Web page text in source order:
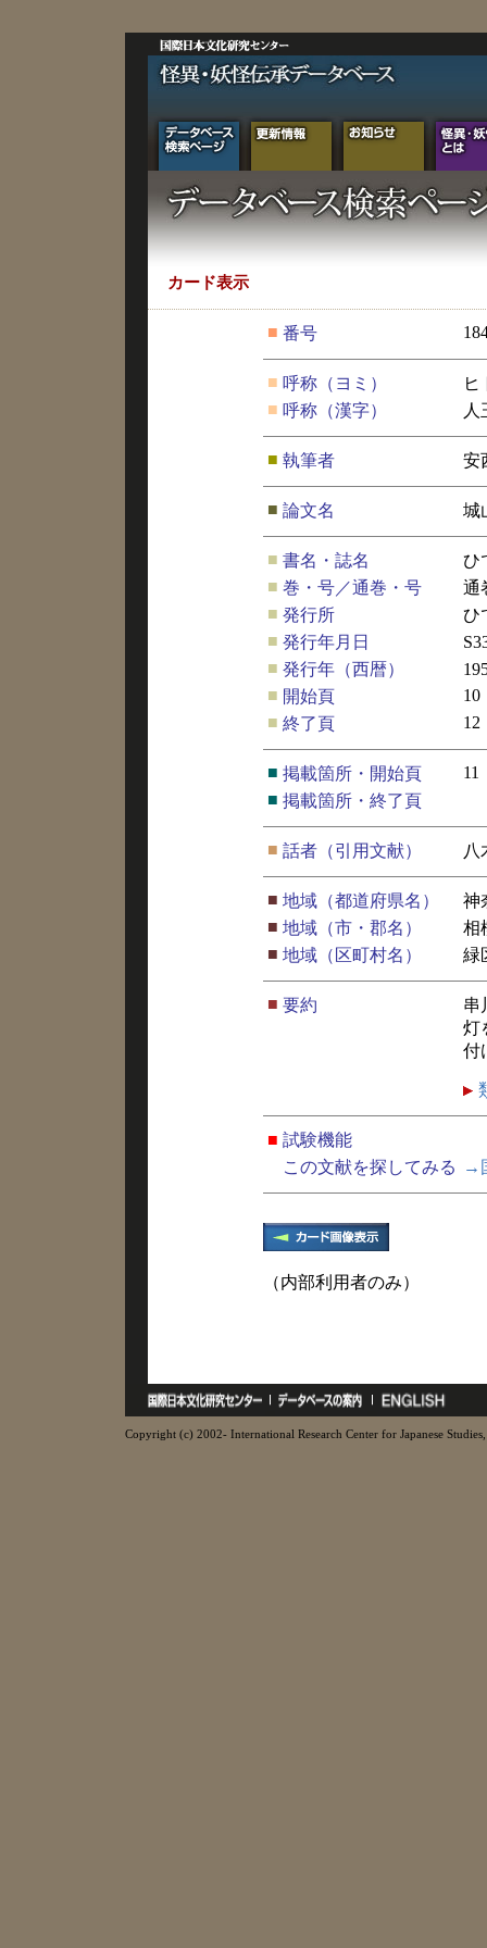
カード表示
■ 番号
■ 呼称（ヨミ）
ヒ
■ 呼称（漢字） 人
■ 執筆者 安
■ 論文名 城
■ 書名・誌名
ひ
■ 巻・号／通巻・号
通
■ 発行所
ひ
■ 発行年月日
■ 発行年（西暦）
■ 開始頁
10
■ 終了頁 12
■ 掲載箇所・開始頁
11
■ 掲載箇所・終了頁
■ 話者（引用文献） 八
■ 地域（都道府県名）
神
■ 地域（市・郡名）
相
■ 地域（区町村名） 緑
■ 要約
串
灯
付
■ 試験機能
この文献を探してみる
→
（内部利用者のみ）
Copyright (c) 2002- International Research Center for Japanese